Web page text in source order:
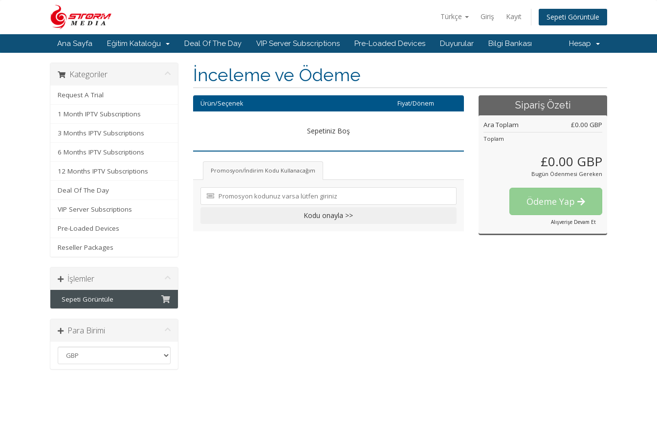
Türkçe Giriş Kayıt Sepeti Görüntüle
Ana Sayfa Eğitim Kataloğu Deal Of The Day VIP Server Subscriptions Pre-Loaded Devices Duyurular Bilgi Bankası Hesap
İnceleme ve Ödeme
Kategoriler
Request A Trial
1 Month IPTV Subscriptions
3 Months IPTV Subscriptions
6 Months IPTV Subscriptions
12 Months IPTV Subscriptions
Deal Of The Day
VIP Server Subscriptions
Pre-Loaded Devices
Reseller Packages
İşlemler
Sepeti Görüntüle
Para Birimi
Ürün/Seçenek Fiyat/Dönem
Sepetiniz Boş
Promosyon/İndirim Kodu Kullanacağım
Kodu onayla >>
Sipariş Özeti
Ara Toplam £0.00 GBP
Toplam
£0.00 GBP
Bugün Ödenmesi Gereken
Ödeme Yap
Alışverişe Devam Et